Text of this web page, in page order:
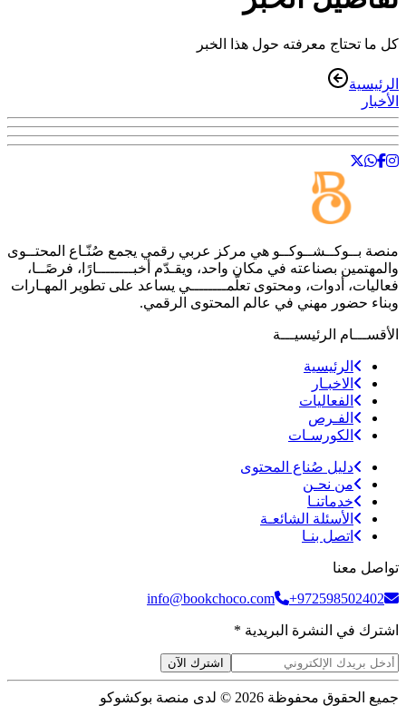
كل ما تحتاج معرفته حول هذا الخبر
الرئيسية
الأخبار
منصة بــوكــشــوكــو هي مركز عربي رقمي يجمع صُنّـاع المحتــوى
والمهتمين بصناعته في مكان واحد، ويقـدّم أخبــــــــارًا، فرصًــا،
فعاليات، أدوات، ومحتوى تعلّمــــــــي يساعد على تطوير المهـارات
وبناء حضور مهني في عالم المحتوى الرقمي.
الأقســـام الرئيسيـــة
الرئيسية
الاخبـار
الفعاليات
الفـرص
الكورسـات
دليل صُناع المحتوى
من نحـن
خدماتنـا
الأسئلة الشائعـة
اتصل بنـا
تواصل معنا
info@bookchoco.com
+972598502402
اشترك في النشرة البريدية *
اشترك الآن
جميع الحقوق محفوظة 2026 © لدى منصة بوكشوكو